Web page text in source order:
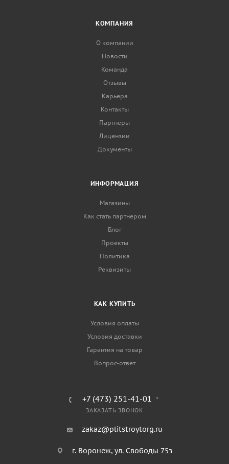
КОМПАНИЯ
О компании
Новости
Команда
Отзывы
Карьера
Контакты
Партнеры
Лицензии
Документы
ИНФОРМАЦИЯ
Магазины
Как стать партнером
Блог
Проекты
Политика
Реквизиты
КАК КУПИТЬ
Условия оплаты
Условия доставки
Гарантия на товар
Вопрос-ответ
+7 (473) 251-41-01
ЗАКАЗАТЬ ЗВОНОК
zakaz@plitstroytorg.ru
г. Воронеж, ул. Свободы 75з